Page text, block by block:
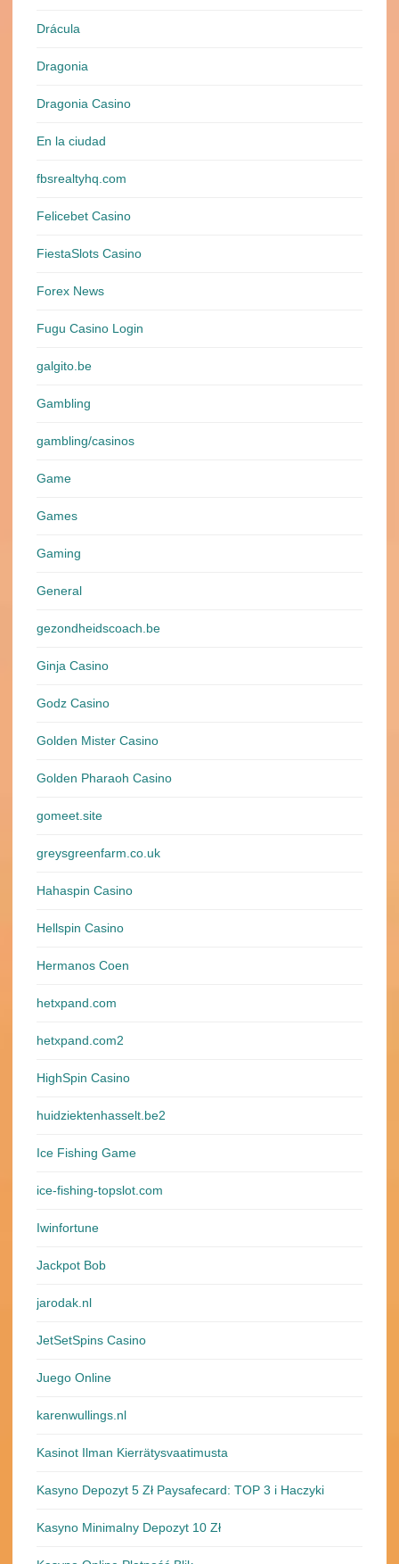
Drácula
Dragonia
Dragonia Casino
En la ciudad
fbsrealtyhq.com
Felicebet Casino
FiestaSlots Casino
Forex News
Fugu Casino Login
galgito.be
Gambling
gambling/casinos
Game
Games
Gaming
General
gezondheidscoach.be
Ginja Casino
Godz Casino
Golden Mister Casino
Golden Pharaoh Casino
gomeet.site
greysgreenfarm.co.uk
Hahaspin Casino
Hellspin Casino
Hermanos Coen
hetxpand.com
hetxpand.com2
HighSpin Casino
huidziektenhasselt.be2
Ice Fishing Game
ice-fishing-topslot.com
Iwinfortune
Jackpot Bob
jarodak.nl
JetSetSpins Casino
Juego Online
karenwullings.nl
Kasinot Ilman Kierrätysvaatimusta
Kasyno Depozyt 5 Zł Paysafecard: TOP 3 i Haczyki
Kasyno Minimalny Depozyt 10 Zł